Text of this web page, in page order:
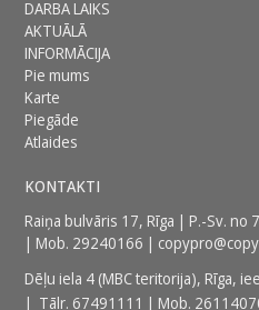
DARBA LAIKS
AKTUĀLĀ
INFORMĀCIJA
Pie mums
Karte
Piegāde
Atlaides
KONTAKTI
Raiņa bulvāris 17, Rīga | P.-Sv. no
| Mob. 29240166 |
Dēļu iela 4 (MBC teritorija), Rīga,
| Tālr. 67491111 | Mob.